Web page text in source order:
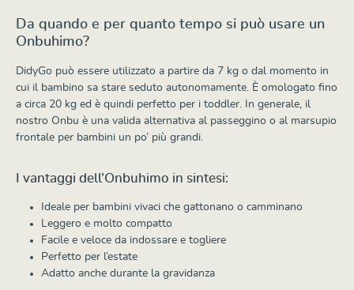
Da quando e per quanto tempo si può usare un
Onbuhimo?
DidyGo può essere utilizzato a partire da 7 kg o dal momento in
cui il bambino sa stare seduto autonomamente. È omologato fino
a circa 20 kg ed è quindi perfetto per i toddler. In generale, il
nostro Onbu è una valida alternativa al passeggino o al marsupio
frontale per bambini un po’ più grandi.
I vantaggi dell’Onbuhimo in sintesi:
Ideale per bambini vivaci che gattonano o camminano
Leggero e molto compatto
Facile e veloce da indossare e togliere
Perfetto per l’estate
Adatto anche durante la gravidanza